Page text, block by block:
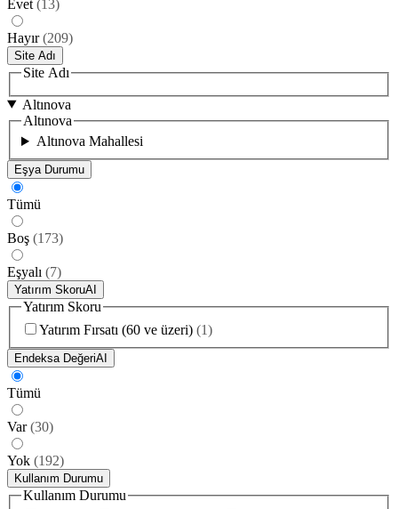
Evet (13)
Hayır (209)
Site Adı
Site Adı
Altınova
Altınova
Altınova Mahallesi
Eşya Durumu
Tümü
Boş (173)
Eşyalı (7)
Yatırım SkoruAI
Yatırım Skoru
Yatırım Fırsatı (60 ve üzeri) (1)
Endeksa DeğeriAI
Tümü
Var (30)
Yok (192)
Kullanım Durumu
Kullanım Durumu